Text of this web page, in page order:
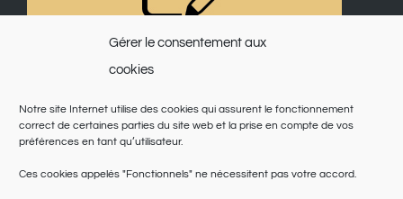
Gérer le consentement aux
cookies
Notre site Internet utilise des cookies qui assurent le fonctionnement
correct de certaines parties du site web et la prise en compte de vos
préférences en tant qu’utilisateur.
Ces cookies appelés "Fonctionnels" ne nécessitent pas votre accord.